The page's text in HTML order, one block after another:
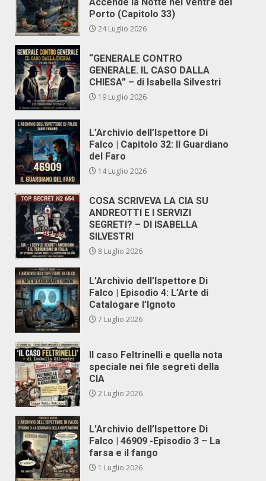
Porto (Capitolo 33)
24 Luglio 2026
“GENERALE CONTRO
GENERALE. IL CASO DALLA
CHIESA” – di Isabella Silvestri
19 Luglio 2026
L’Archivio dell’Ispettore Di
Falco | Capitolo 32: Il Guardiano
del Faro
14 Luglio 2026
COSA SCRIVEVA LA CIA SU
ANDREOTTI E I SERVIZI
SEGRETI? – DI ISABELLA
SILVESTRI
8 Luglio 2026
L’Archivio dell’Ispettore Di
Falco | Episodio 4: L’Arte di
Catalogare l’Ignoto
7 Luglio 2026
Il caso Feltrinelli e quella nota
speciale nei file segreti della
CIA
2 Luglio 2026
L’Archivio dell’Ispettore Di
Falco | 46909 -Episodio 3 – La
farsa e il fango
1 Luglio 2026